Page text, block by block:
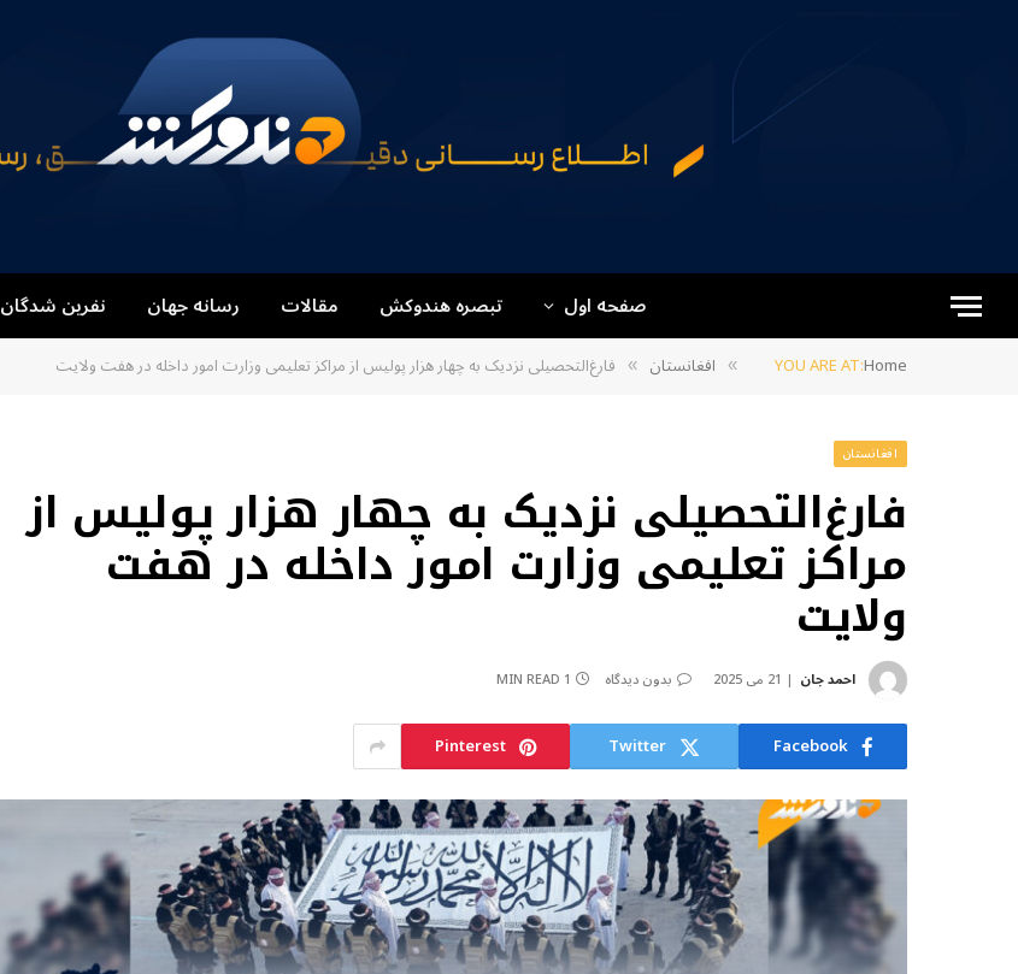
صفحه اول تبصره هندوکش مقالات رسانه جهان نفرین شدگان
YOU ARE AT:Home
» افغانستان » فارغ‌التحصیلی نزدیک به چهار هزار پولیس از مراکز تعلیمی وزارت امور داخله در هفت ولایت
افغانستان
فارغ‌التحصیلی نزدیک به چهار هزار پولیس از
مراکز تعلیمی وزارت امور داخله در هفت
ولایت
احمد جان 21 می 2025 بدون دیدگاه 1 MIN READ
Facebook
Twitter
Pinterest